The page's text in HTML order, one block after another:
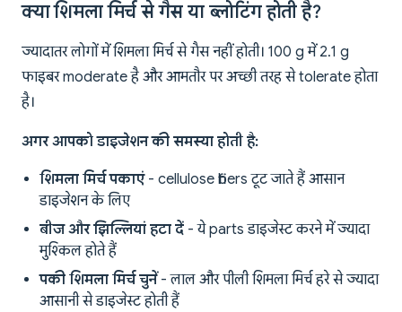
क्या शिमला मिर्च से गैस या ब्लोटिंग होती है?
ज्यादातर लोगों में शिमला मिर्च से गैस नहीं होती। 100 g में 2.1 g
फाइबर moderate है और आमतौर पर अच्छी तरह से tolerate होता
है।
अगर आपको डाइजेशन की समस्या होती है:
शिमला मिर्च पकाएं- cellulose fibers टूट जाते हैं आसान
डाइजेशन के लिए
बीज और झिल्लियां हटा दें - ये parts डाइजेस्ट करने में ज्यादा
मुश्किल होते हैं
पकी शिमला मिर्च चुनें- लाल और पीली शिमला मिर्च हरे से ज्यादा
आसानी से डाइजेस्ट होती हैं